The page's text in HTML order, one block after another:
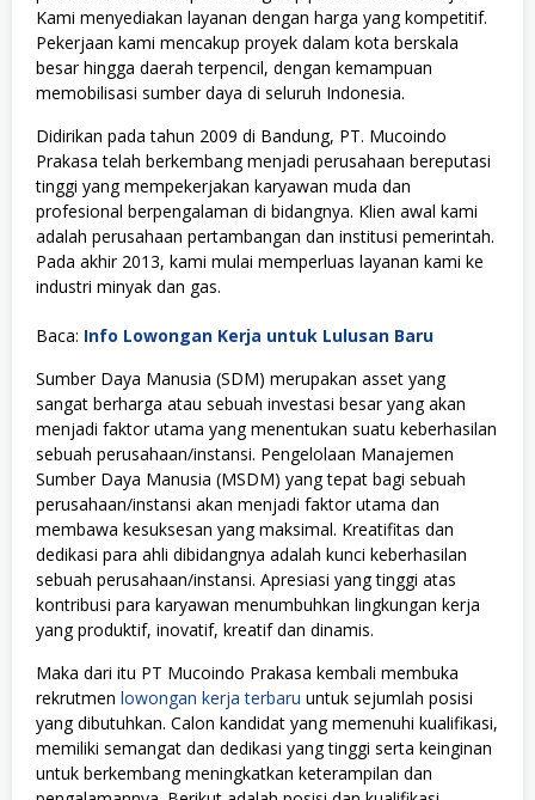
Kami menyediakan layanan dengan harga yang kompetitif.
Pekerjaan kami mencakup proyek dalam kota berskala
besar hingga daerah terpencil, dengan kemampuan
memobilisasi sumber daya di seluruh Indonesia.
Didirikan pada tahun 2009 di Bandung, PT. Mucoindo
Prakasa telah berkembang menjadi perusahaan bereputasi
tinggi yang mempekerjakan karyawan muda dan
profesional berpengalaman di bidangnya. Klien awal kami
adalah perusahaan pertambangan dan institusi pemerintah.
Pada akhir 2013, kami mulai memperluas layanan kami ke
industri minyak dan gas.
Baca: Info Lowongan Kerja untuk Lulusan Baru
Sumber Daya Manusia (SDM) merupakan asset yang
sangat berharga atau sebuah investasi besar yang akan
menjadi faktor utama yang menentukan suatu keberhasilan
sebuah perusahaan/instansi. Pengelolaan Manajemen
Sumber Daya Manusia (MSDM) yang tepat bagi sebuah
perusahaan/instansi akan menjadi faktor utama dan
membawa kesuksesan yang maksimal. Kreatifitas dan
dedikasi para ahli dibidangnya adalah kunci keberhasilan
sebuah perusahaan/instansi. Apresiasi yang tinggi atas
kontribusi para karyawan menumbuhkan lingkungan kerja
yang produktif, inovatif, kreatif dan dinamis.
Maka dari itu PT Mucoindo Prakasa kembali membuka
rekrutmen lowongan kerja terbaru untuk sejumlah posisi
yang dibutuhkan. Calon kandidat yang memenuhi kualifikasi,
memiliki semangat dan dedikasi yang tinggi serta keinginan
untuk berkembang meningkatkan keterampilan dan